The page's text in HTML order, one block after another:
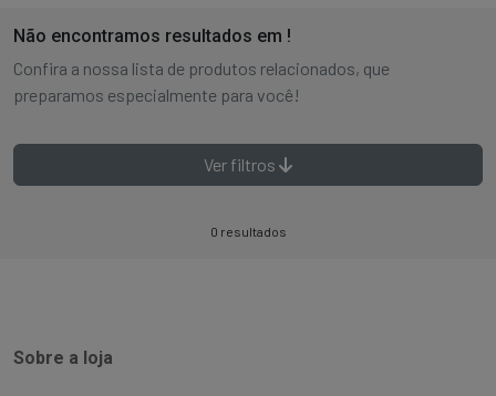
Não encontramos resultados em !
Confira a nossa lista de produtos relacionados, que
preparamos especialmente para você!
Ver filtros
0 resultados
Sobre a loja